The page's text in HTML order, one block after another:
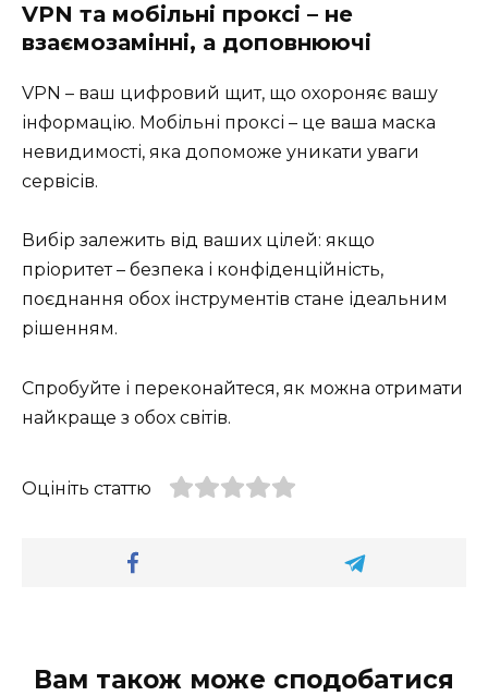
VPN та мобільні проксі – не
взаємозамінні, а доповнюючі
VPN – ваш цифровий щит, що охороняє вашу
інформацію. Мобільні проксі – це ваша маска
невидимості, яка допоможе уникати уваги
сервісів.
Вибір залежить від ваших цілей: якщо
пріоритет – безпека і конфіденційність,
поєднання обох інструментів стане ідеальним
рішенням.
Спробуйте і переконайтеся, як можна отримати
найкраще з обох світів.
Оцініть статтю
Вам також може сподобатися